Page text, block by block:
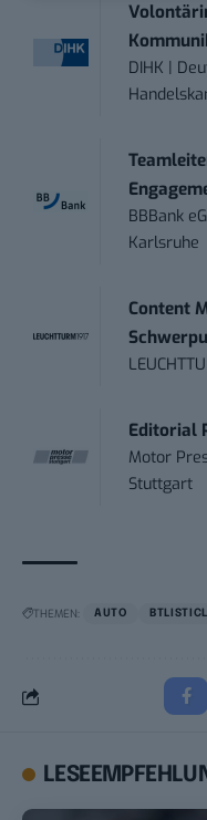
DIHK |
BBBank eG
Karlsruhe
Content
Editorial
Motor
Stuttgart
THEMEN: AUTO